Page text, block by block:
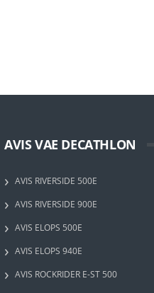
AVIS VAE DECATHLON
AVIS RIVERSIDE 500E
AVIS RIVERSIDE 900E
AVIS ELOPS 500E
AVIS ELOPS 940E
AVIS ROCKRIDER E-ST 500